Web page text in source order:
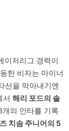
이저리그 경력이
한 비자는 마이너
선을 막아내기엔
서 해리 포드의 솔
의 안타를 기록
치솜 주니어의 5